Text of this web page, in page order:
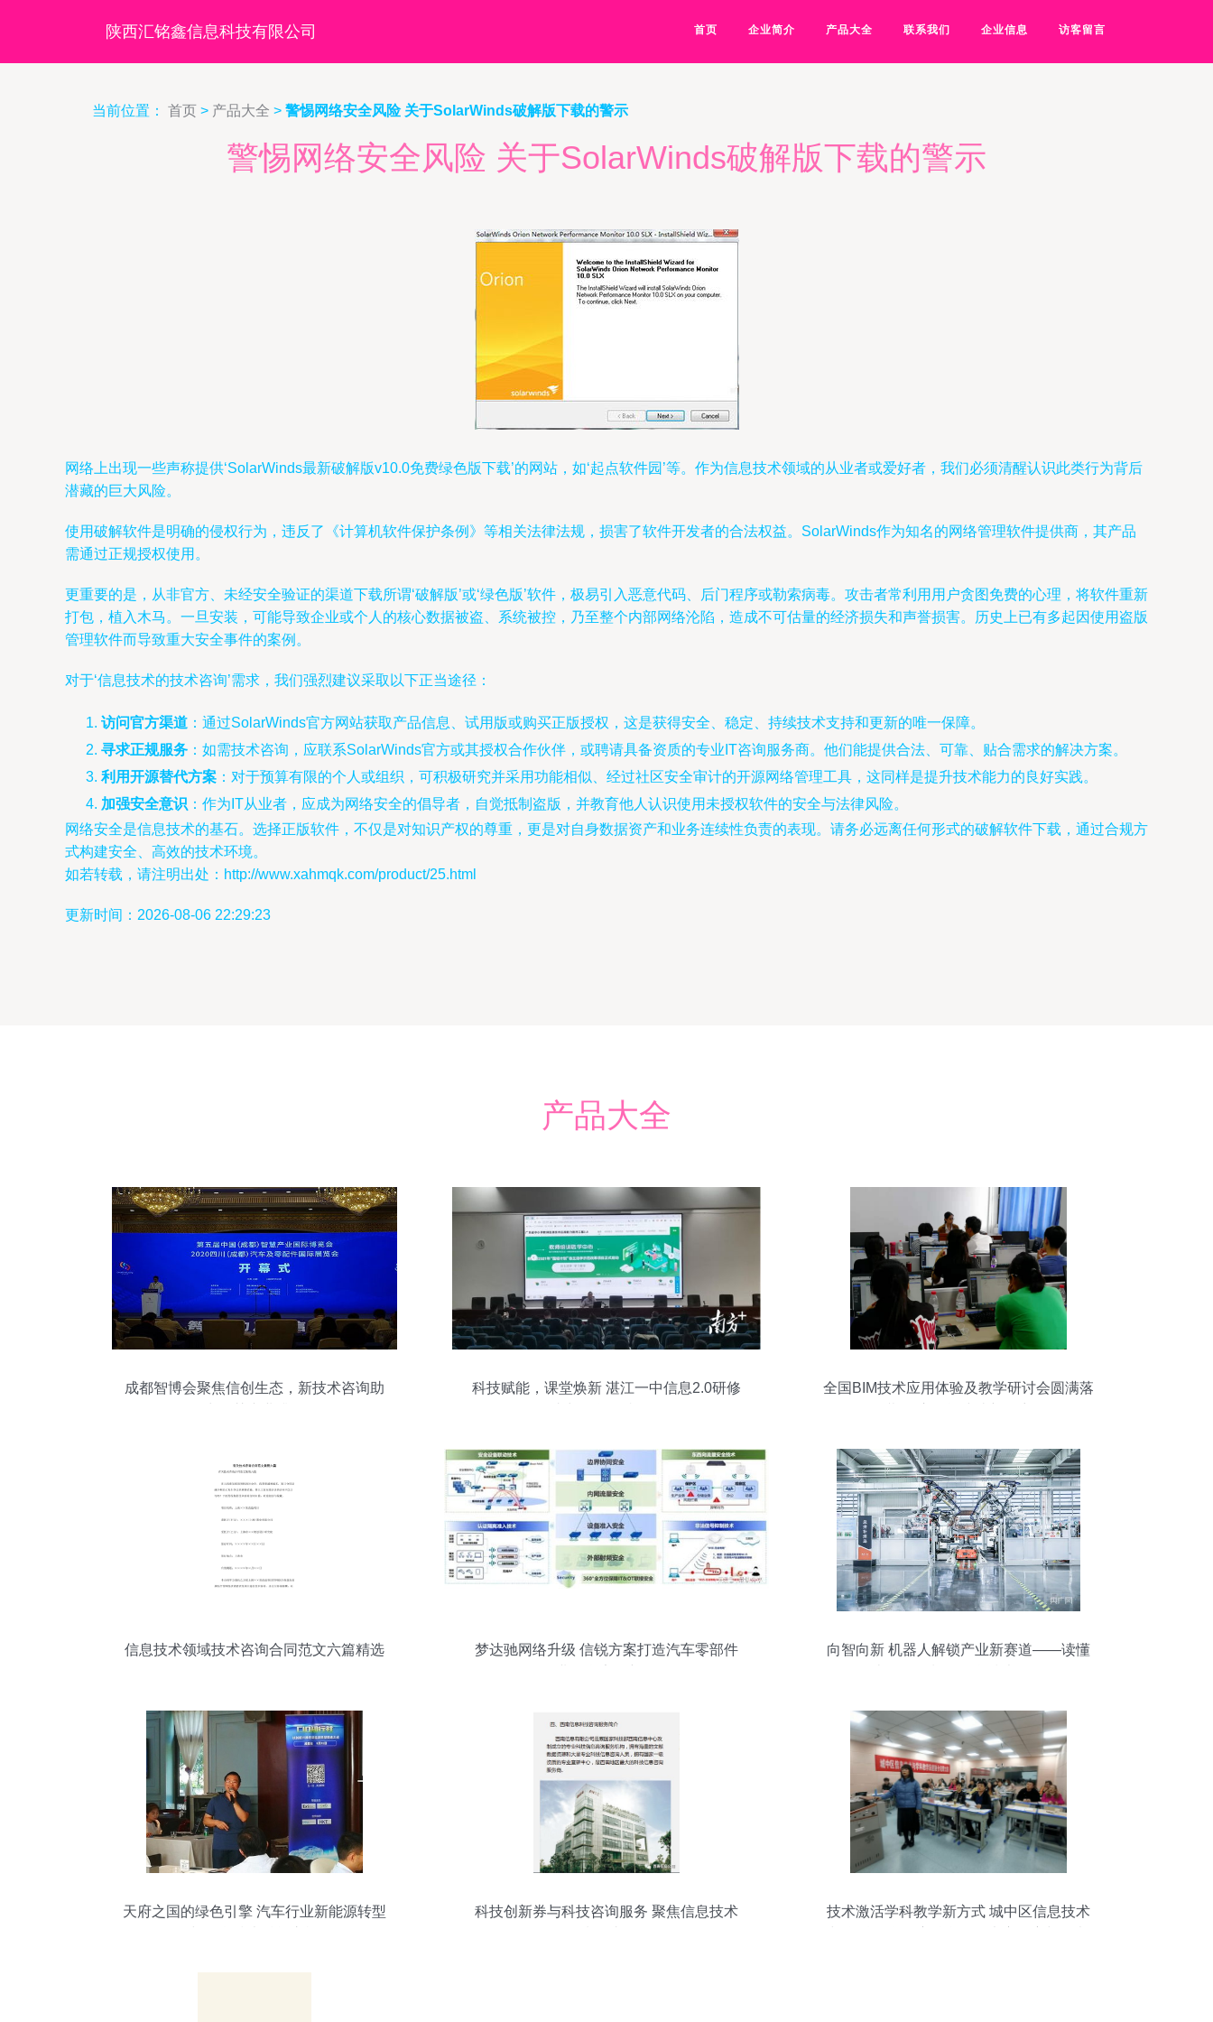
陕西汇铭鑫信息科技有限公司 首页 企业简介 产品大全 联系我们 企业信息 访客留言
当前位置： 首页 > 产品大全 > 警惕网络安全风险 关于SolarWinds破解版下载的警示
警惕网络安全风险 关于SolarWinds破解版下载的警示
网络上出现一些声称提供‘SolarWinds最新破解版v10.0免费绿色版下载’的网站，如‘起点软件园’等。作为信息技术领域的从业者或爱好者，我们必须清醒认识此类行为背后
潜藏的巨大风险。
使用破解软件是明确的侵权行为，违反了《计算机软件保护条例》等相关法律法规，损害了软件开发者的合法权益。SolarWinds作为知名的网络管理软件提供商，其产品
需通过正规授权使用。
更重要的是，从非官方、未经安全验证的渠道下载所谓‘破解版’或‘绿色版’软件，极易引入恶意代码、后门程序或勒索病毒。攻击者常利用用户贪图免费的心理，将软件重新
打包，植入木马。一旦安装，可能导致企业或个人的核心数据被盗、系统被控，乃至整个内部网络沦陷，造成不可估量的经济损失和声誉损害。历史上已有多起因使用盗版
管理软件而导致重大安全事件的案例。
对于‘信息技术的技术咨询’需求，我们强烈建议采取以下正当途径：
访问官方渠道 ：通过SolarWinds官方网站获取产品信息、试用版或购买正版授权，这是获得安全、稳定、持续技术支持和更新的唯一保障。
寻求正规服务 ：如需技术咨询，应联系SolarWinds官方或其授权合作伙伴，或聘请具备资质的专业IT咨询服务商。他们能提供合法、可靠、贴合需求的解决方案。
利用开源替代方案 ：对于预算有限的个人或组织，可积极研究并采用功能相似、经过社区安全审计的开源网络管理工具，这同样是提升技术能力的良好实践。
加强安全意识 ：作为IT从业者，应成为网络安全的倡导者，自觉抵制盗版，并教育他人认识使用未授权软件的安全与法律风险。
网络安全是信息技术的基石。选择正版软件，不仅是对知识产权的尊重，更是对自身数据资产和业务连续性负责的表现。请务必远离任何形式的破解软件下载，通过合规方
式构建安全、高效的技术环境。
如若转载，请注明出处：http://www.xahmqk.com/product/25.html
更新时间：2026-08-06 22:29:23
产品大全
成都智博会聚焦信创生态，新技术咨询助
科技赋能，课堂焕新 湛江一中信息2.0研修
全国BIM技术应用体验及教学研讨会圆满落
信息技术领域技术咨询合同范文六篇精选
梦达驰网络升级 信锐方案打造汽车零部件
向智向新 机器人解锁产业新赛道——读懂
天府之国的绿色引擎 汽车行业新能源转型
科技创新券与科技咨询服务 聚焦信息技术
技术激活学科教学新方式 城中区信息技术